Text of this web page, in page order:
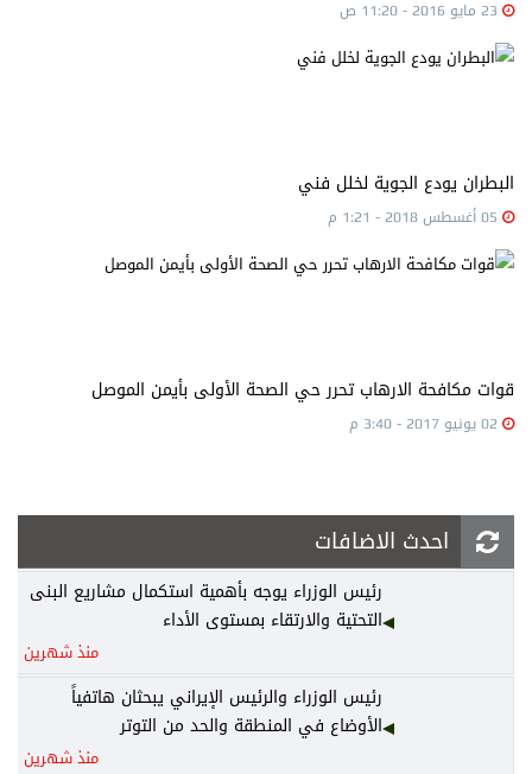
البطران يودع الجوية لخلل فني
قوات مكافحة الارهاب تحرر حي الصحة الأولى بأيمن الموصل
احدث الاضافات
رئيس الوزراء يوجه بأهمية استكمال مشاريع البنى
التحتية والارتقاء بمستوى الأداء
منذ شهرين
رئيس الوزراء والرئيس الإيراني يبحثان هاتفياً
الأوضاع في المنطقة والحد من التوتر
منذ شهرين